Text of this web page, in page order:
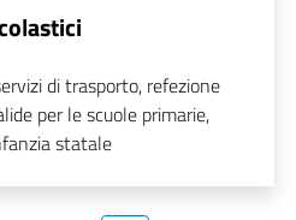
di trasporto, refezione
per le scuole primarie,
statale